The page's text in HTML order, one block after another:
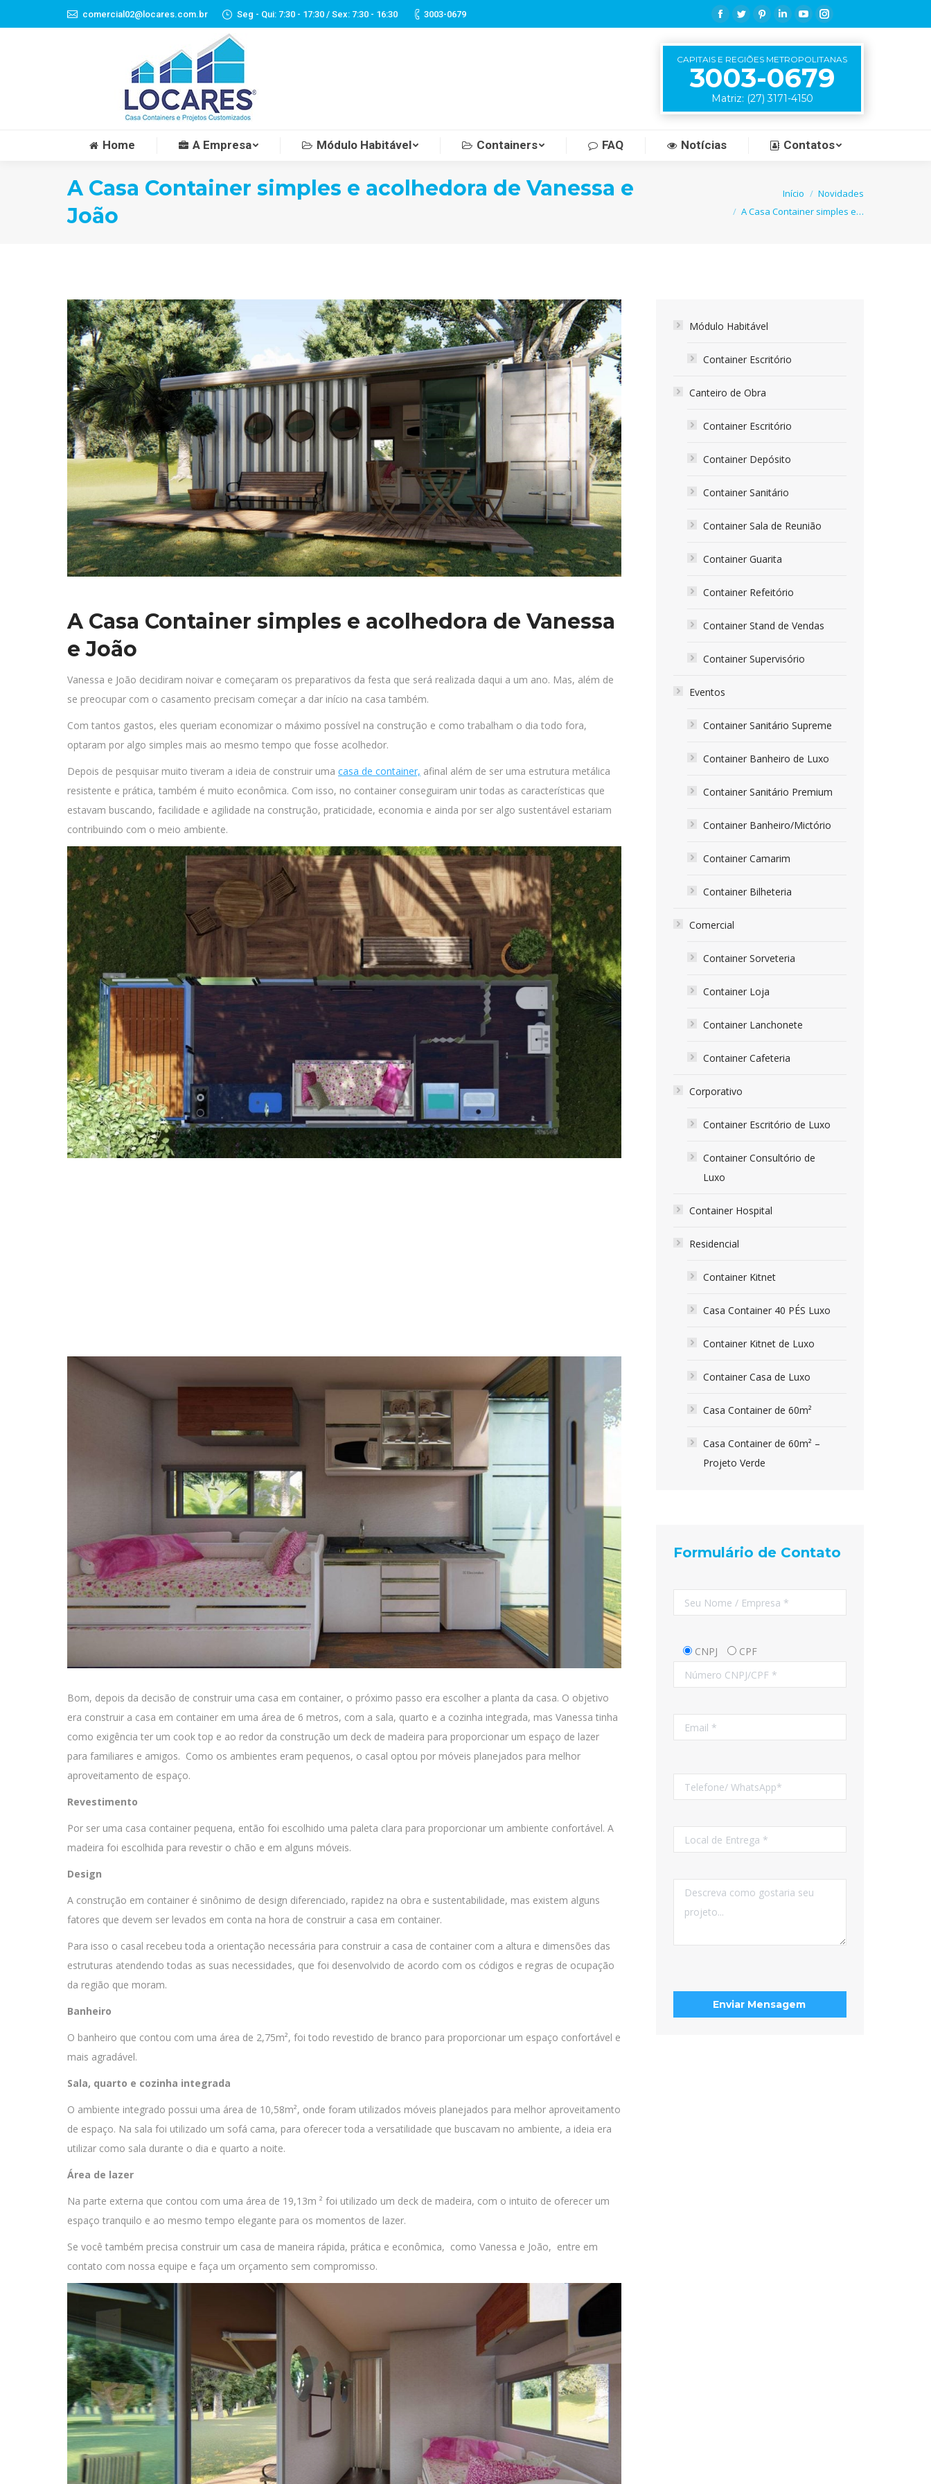
comercial02@locares.com.br Seg - Qui: 7:30 - 17:30 / Sex: 7:30 - 16:30 3003-0679
Facebook
TwitterPinterestLinkedinYouTubeInstagram
CAPITAIS E REGIÕES METROPOLITANAS
3003-0679
Matriz: (27) 3171-4150
Home A Empresa Módulo Habitável Containers FAQ Notícias Contatos
A Casa Container simples e acolhedora de Vanessa e
João
Início
Novidades
A Casa Container simples e…
A Casa Container simples e acolhedora de Vanessa
e João
Vanessa e João decidiram noivar e começaram os preparativos da festa que será realizada daqui a um ano. Mas, além de
se preocupar com o casamento precisam começar a dar início na casa também.
Com tantos gastos, eles queriam economizar o máximo possível na construção e como trabalham o dia todo fora,
optaram por algo simples mais ao mesmo tempo que fosse acolhedor.
Depois de pesquisar muito tiveram a ideia de construir uma casa de container, afinal além de ser uma estrutura metálica
resistente e prática, também é muito econômica. Com isso, no container conseguiram unir todas as características que
estavam buscando, facilidade e agilidade na construção, praticidade, economia e ainda por ser algo sustentável estariam
contribuindo com o meio ambiente.
Bom, depois da decisão de construir uma casa em container, o próximo passo era escolher a planta da casa. O objetivo
era construir a casa em container em uma área de 6 metros, com a sala, quarto e a cozinha integrada, mas Vanessa tinha
como exigência ter um cook top e ao redor da construção um deck de madeira para proporcionar um espaço de lazer
para familiares e amigos. Como os ambientes eram pequenos, o casal optou por móveis planejados para melhor
aproveitamento de espaço.
Revestimento
Por ser uma casa container pequena, então foi escolhido uma paleta clara para proporcionar um ambiente confortável. A
madeira foi escolhida para revestir o chão e em alguns móveis.
Design
A construção em container é sinônimo de design diferenciado, rapidez na obra e sustentabilidade, mas existem alguns
fatores que devem ser levados em conta na hora de construir a casa em container.
Para isso o casal recebeu toda a orientação necessária para construir a casa de container com a altura e dimensões das
estruturas atendendo todas as suas necessidades, que foi desenvolvido de acordo com os códigos e regras de ocupação
da região que moram.
Banheiro
O banheiro que contou com uma área de 2,75m², foi todo revestido de branco para proporcionar um espaço confortável e
mais agradável.
Sala, quarto e cozinha integrada
O ambiente integrado possui uma área de 10,58m², onde foram utilizados móveis planejados para melhor aproveitamento
de espaço. Na sala foi utilizado um sofá cama, para oferecer toda a versatilidade que buscavam no ambiente, a ideia era
utilizar como sala durante o dia e quarto a noite.
Área de lazer
Na parte externa que contou com uma área de 19,13m ² foi utilizado um deck de madeira, com o intuito de oferecer um
espaço tranquilo e ao mesmo tempo elegante para os momentos de lazer.
Se você também precisa construir um casa de maneira rápida, prática e econômica, como Vanessa e João, entre em
contato com nossa equipe e faça um orçamento sem compromisso.
Módulo Habitável
Container Escritório
Canteiro de Obra
Container Escritório
Container Depósito
Container Sanitário
Container Sala de Reunião
Container Guarita
Container Refeitório
Container Stand de Vendas
Container Supervisório
Eventos
Container Sanitário Supreme
Container Banheiro de Luxo
Container Sanitário Premium
Container Banheiro/Mictório
Container Camarim
Container Bilheteria
Comercial
Container Sorveteria
Container Loja
Container Lanchonete
Container Cafeteria
Corporativo
Container Escritório de Luxo
Container Consultório de
Luxo
Container Hospital
Residencial
Container Kitnet
Casa Container 40 PÉS Luxo
Container Kitnet de Luxo
Container Casa de Luxo
Casa Container de 60m²
Casa Container de 60m² –
Projeto Verde
Formulário de Contato
CNPJ CPF